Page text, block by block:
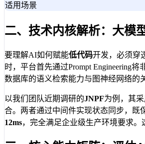
适用场景
二、技术内核解析：大模
要理解AI如何赋能低代码开发，必须穿
时，平台首先通过Prompt Engineering
数据库的语义检索能力与图神经网络的
以我们团队近期调研的JNPF为例，其
合。两者通过中间件实现状态同步，既
12ms，完全满足企业级生产环境要求